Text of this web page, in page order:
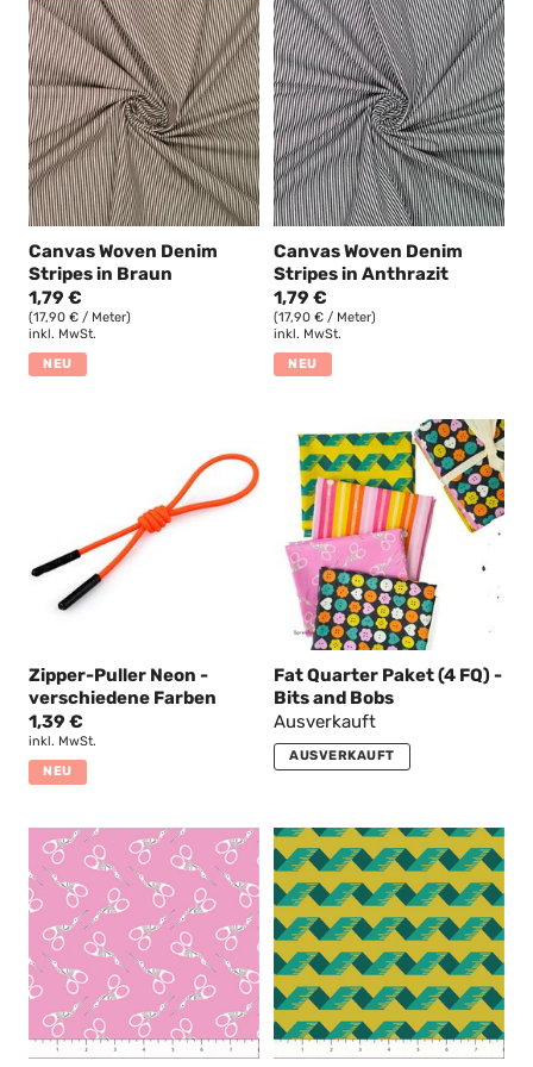
Canvas Woven Denim
Stripes in Braun
1,79 €
(17,90 € / Meter)
inkl. MwSt.
NEU
Canvas Woven Denim
Stripes in Anthrazit
1,79 €
(17,90 € / Meter)
inkl. MwSt.
NEU
Zipper-Puller Neon -
verschiedene Farben
1,39 €
inkl. MwSt.
NEU
Fat Quarter Paket (4 FQ) -
Bits and Bobs
Ausverkauft
AUSVERKAUFT